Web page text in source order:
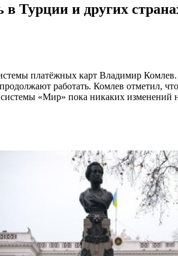
Турции и других
платёжных карт Владимир
работать. Комлев отметил,
«Мир» пока никаких изменений